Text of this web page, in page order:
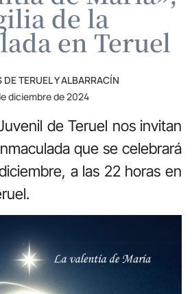
de la
en Teruel
DE TERUEL Y ALBARRACÍN
diciembre de 2024
de Teruel nos invitan
que se celebrará
a las 22 horas en